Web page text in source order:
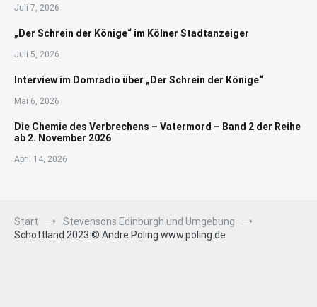
Juli 7, 2026
„Der Schrein der Könige“ im Kölner Stadtanzeiger
Juli 5, 2026
Interview im Domradio über „Der Schrein der Könige“
Mai 6, 2026
Die Chemie des Verbrechens – Vatermord – Band 2 der Reihe
ab 2. November 2026
April 14, 2026
Start
Stevensons Edinburgh und Umgebung
Schottland 2023 © Andre Poling www.poling.de